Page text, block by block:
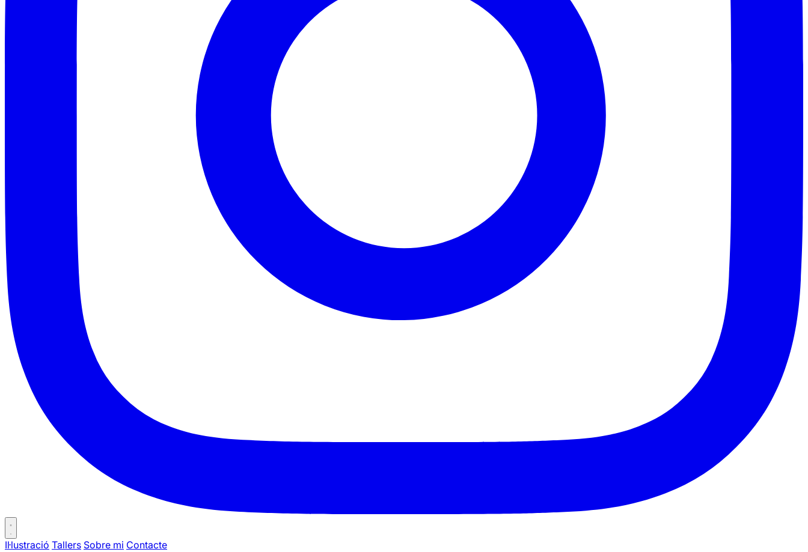
Il·lustració Tallers Sobre mi Contacte